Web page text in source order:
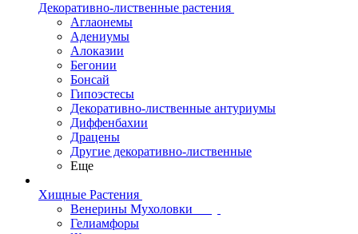
Декоративно-лиственные растения
Аглаонемы
Адениумы
Алоказии
Бегонии
Бонсай
Гипоэстесы
Декоративно-лиственные антуриумы
Диффенбахии
Драцены
Другие декоративно-лиственные
Еще
Хищные Растения
Венерины Мухоловки
Гелиамфоры